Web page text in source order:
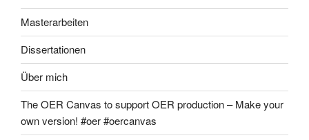
Masterarbeiten
Dissertationen
Über mich
The OER Canvas to support OER production – Make your
own version! #oer #oercanvas